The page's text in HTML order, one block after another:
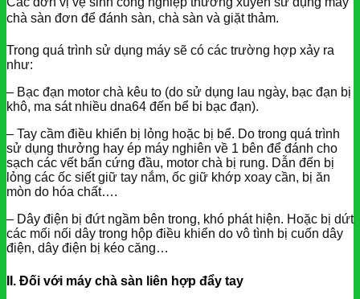
chà sàn đơn để đánh sàn, chà sàn và giặt thảm.
Trong quá trình sử dụng máy sẽ có các trường hợp xảy ra
như:
– Bạc đạn motor chà kêu to (do sử dụng lau ngày, bạc đạn bị
khô, ma sát nhiều dna64 đến bể bi bạc đạn).
– Tay cầm điều khiển bị lỏng hoặc bị bể. Do trong quá trình
sử dụng thưởng hay ép máy nghiên về 1 bên để đánh cho
sạch các vết bẩn cứng đầu, motor chà bị rung. Dẫn đến bị
lỏng các ốc siết giữ tay nắm, ốc giữ khớp xoay cần, bị ăn
mòn do hóa chất….
– Dây điện bị đứt ngầm bên trong, khó phát hiện. Hoặc bị dứt
các mối nối dây trong hộp điều khiển do vô tình bị cuốn dây
điện, dây điện bị kéo căng…
II. Đối với máy chà sàn liên hợp đẩy tay